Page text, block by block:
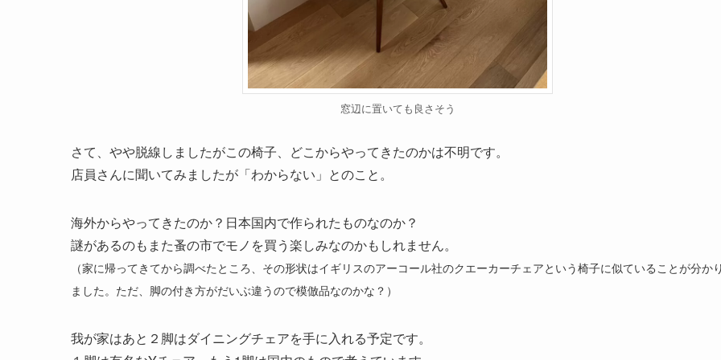
窓辺に置いても良さそう
さて、やや脱線しましたがこの椅子、どこからやってきたのかは不明です。
店員さんに聞いてみましたが「わからない」とのこと。
海外からやってきたのか？日本国内で作られたものなのか？
謎があるのもまた蚤の市でモノを買う楽しみなのかもしれません。
（家に帰ってきてから調べたところ、その形状はイギリスのアーコール社のクエーカーチェアという椅子に似ていることが分か
ました。ただ、脚の付き方がだいぶ違うので模倣品なのかな？）
我が家はあと２脚はダイニングチェアを手に入れる予定です。